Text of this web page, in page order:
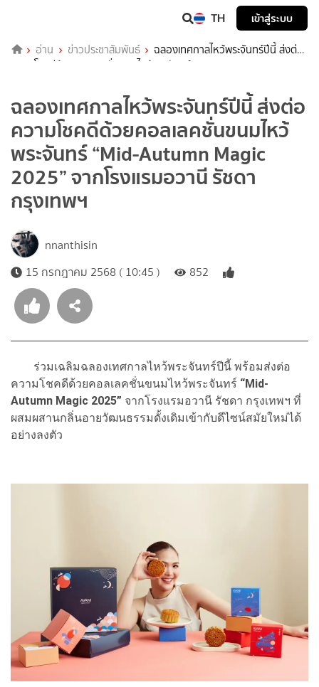
TH เข้าสู่ระบบ
อ่าน ข่าวประชาสัมพันธ์
ฉลองเทศกาลไหว้พระจันทร์ปีนี้ ส่งต่อ
ความโชคดีด้วยคอลเลคชั่นขนมไหว้พระจันทร์ “Mid-Autumn Magic
ฉลองเทศกาลไหว้พระจันทร์ปีนี้ ส่งต่อ
ความโชคดีด้วยคอลเลคชั่นขนมไหว้
พระจันทร์ “Mid-Autumn Magic
2025” จากโรงแรมอวานี รัชดา
กรุงเทพฯ
nnanthisin
15 กรกฎาคม 2568 ( 10:45 )
852
ร่วมเฉลิมฉลองเทศกาลไหว้พระจันทร์ปีนี้ พร้อมส่งต่อ
ความโชคดีด้วยคอลเลคชั่นขนมไหว้พระจันทร์ “Mid-
Autumn Magic 2025” จากโรงแรมอวานี รัชดา กรุงเทพฯ ที่
ผสมผสานกลิ่นอายวัฒนธรรมดั้งเดิมเข้ากับดีไซน์สมัยใหม่ได้
อย่างลงตัว